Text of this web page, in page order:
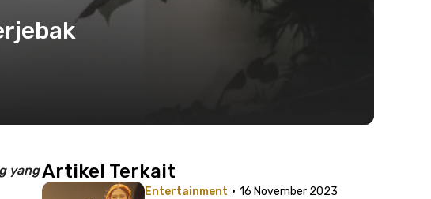
yangArtikel Terkait
Entertainment · 16 November 2023